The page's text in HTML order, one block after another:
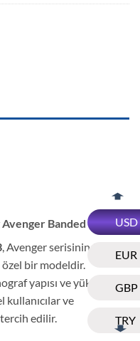
USD
EUR
GBP
TRY
Avenger Banded E13383
, Avenger serisinin teknik
bir modeldir.
yapısı ve yüksek
kullanıcılar ve
edilir.